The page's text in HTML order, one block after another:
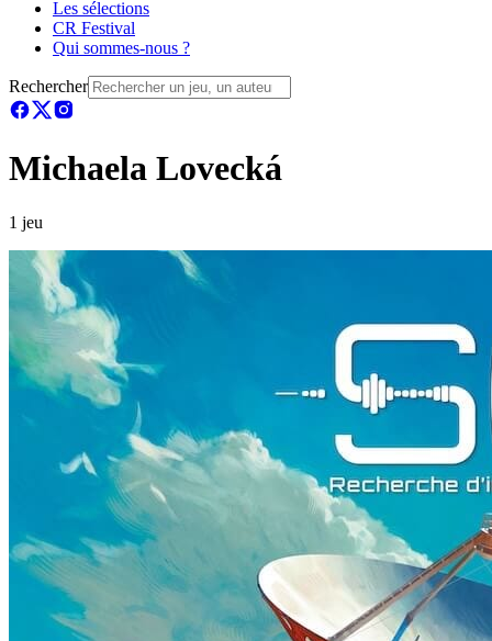
Les sélections
CR Festival
Qui sommes-nous ?
Rechercher
Michaela Lovecká
1 jeu